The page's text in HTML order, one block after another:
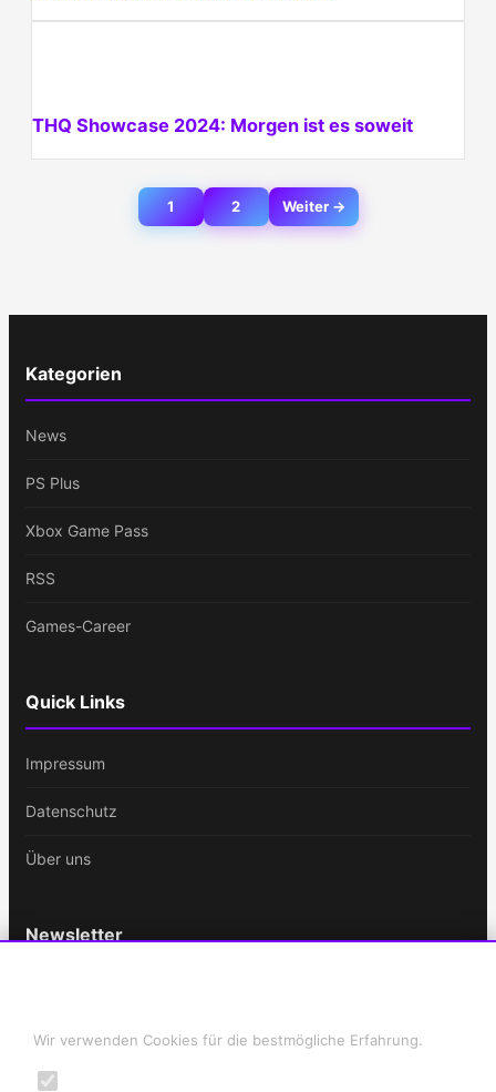
THQ Showcase 2024: Morgen ist es soweit
1 2 Weiter →
Kategorien
News
PS Plus
Xbox Game Pass
RSS
Games-Career
Quick Links
Impressum
Datenschutz
Über uns
Newsletter
E-
Wir verwenden Cookies für die bestmögliche Erfahrung.